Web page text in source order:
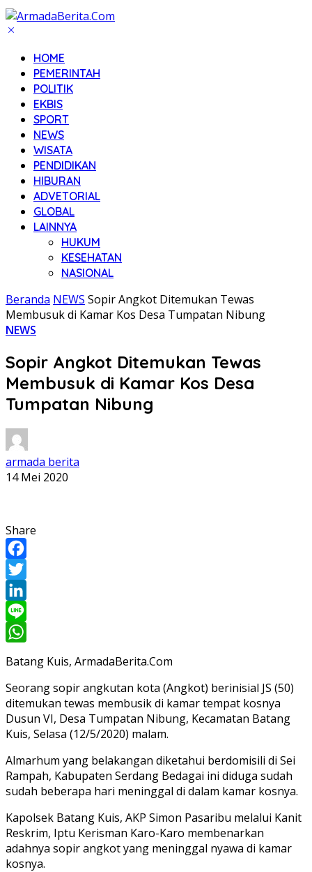
HOME
PEMERINTAH
POLITIK
EKBIS
SPORT
NEWS
WISATA
PENDIDIKAN
HIBURAN
ADVETORIAL
GLOBAL
LAINNYA
HUKUM
KESEHATAN
NASIONAL
Beranda NEWS Sopir Angkot Ditemukan Tewas
Membusuk di Kamar Kos Desa Tumpatan Nibung
NEWS
Sopir Angkot Ditemukan Tewas
Membusuk di Kamar Kos Desa
Tumpatan Nibung
armada berita
14 Mei 2020
Share
Facebook
Twitter
LinkedIn
Line
Batang Kuis, ArmadaBerita.Com
Seorang sopir angkutan kota (Angkot) berinisial JS (50)
ditemukan tewas membusik di kamar tempat kosnya
Dusun VI, Desa Tumpatan Nibung, Kecamatan Batang
Kuis, Selasa (12/5/2020) malam.
Almarhum yang belakangan diketahui berdomisili di Sei
Rampah, Kabupaten Serdang Bedagai ini diduga sudah
sudah beberapa hari meninggal di dalam kamar kosnya.
Kapolsek Batang Kuis, AKP Simon Pasaribu melalui Kanit
Reskrim, Iptu Kerisman Karo-Karo membenarkan
adahnya sopir angkot yang meninggal nyawa di kamar
kosnya.